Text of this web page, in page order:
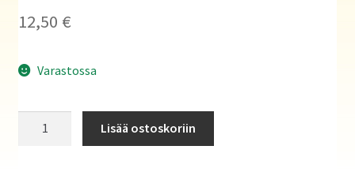
12,50 €
Varastossa
Lisää ostoskoriin